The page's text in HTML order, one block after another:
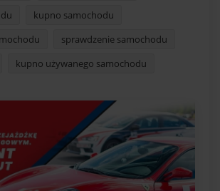
kupno samochodu
sprawdzenie samochodu
kupno używanego samochodu